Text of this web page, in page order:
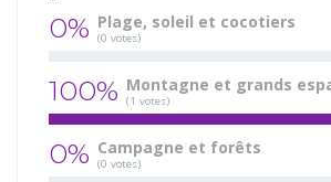
0% Plage, soleil et cocotiers
(0 votes)
100% Montagne et grands
(1 votes)
0% Campagne et forêts
(0 votes)